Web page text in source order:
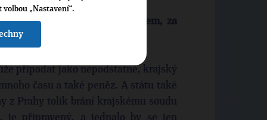
v souvislosti s krajským soudem, za
připadat jako nepodstatné, krajský
času a také peněz. A státu také
z Prahy tolik brání krajskému soudu
je připravený, a jednalo by se jen
„Nastavení“.